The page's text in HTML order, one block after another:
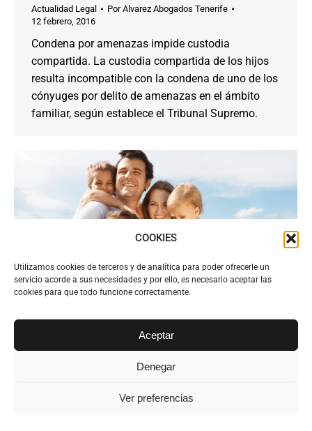
COOKIES
Utilizamos cookies de terceros y de analítica para poder ofrecerle un
servicio acorde a sus necesidades y por ello, es necesario aceptar las
cookies para que todo funcione correctamente.
Aceptar
Denegar
Ver preferencias
Actualidad Legal PorAlvarez Abogados Tenerife
12 febrero, 2016
Condena por amenazas impide custodia
compartida. La custodia compartida de los hijos
resulta incompatible con la condena de uno de los
cónyuges por delito de amenazas en el ámbito
familiar, según establece el Tribunal Supremo.
Familia: normalización custodia
Alvarez Abogados Tenerife
Familia: normalización custodia compartida.